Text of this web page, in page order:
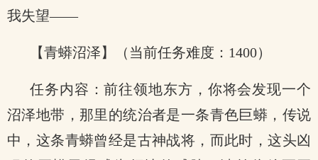
我失望——
【青蟒沼泽】（当前任务难度：1400）
任务内容：前往领地东方，你将会发现一个
沼泽地带，那里的统治者是一条青色巨蟒，传说
中，这条青蟒曾经是古神战将，而此时，这头凶